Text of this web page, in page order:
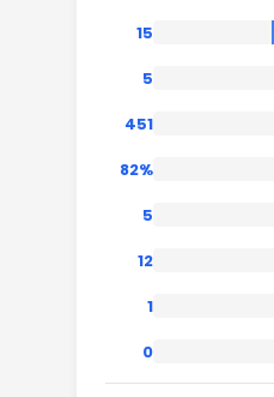
15
5
451
82%
5
12
1
0